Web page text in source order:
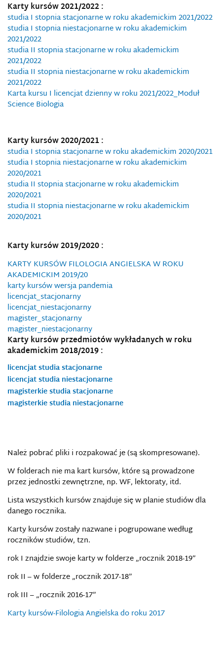
Karty kursów 2021/2022 :
studia I stopnia stacjonarne w roku akademickim 2021/2022
studia I stopnia niestacjonarne w roku akademickim
2021/2022
studia II stopnia stacjonarne w roku akademickim
2021/2022
studia II stopnia niestacjonarne w roku akademickim
2021/2022
Karta kursu I licencjat dzienny w roku 2021/2022_Moduł
Science Biologia
Karty kursów 2020/2021 :
studia I stopnia stacjonarne w roku akademickim 2020/2021
studia I stopnia niestacjonarne w roku akademickim
2020/2021
studia II stopnia stacjonarne w roku akademickim
2020/2021
studia II stopnia niestacjonarne w roku akademickim
2020/2021
Karty kursów 2019/2020 :
KARTY KURSÓW FILOLOGIA ANGIELSKA W ROKU
AKADEMICKIM 2019/20
karty kursów wersja pandemia
licencjat_stacjonarny
licencjat_niestacjonarny
magister_stacjonarny
magister_niestacjonarny
Karty kursów przedmiotów wykładanych w roku
akademickim 2018/2019 :
licencjat studia stacjonarne
licencjat studia niestacjonarne
magisterkie studia stacjonarne
magisterkie studia niestacjonarne
Należ pobrać pliki i rozpakować je (są skompresowane).
W folderach nie ma kart kursów, które są prowadzone
przez jednostki zewnętrzne, np. WF, lektoraty, itd.
Lista wszystkich kursów znajduje się w planie studiów dla
danego rocznika.
Karty kursów zostały nazwane i pogrupowane według
roczników studiów, tzn.
rok I znajdzie swoje karty w folderze „rocznik 2018-19”
rok II – w folderze „rocznik 2017-18”
rok III – „rocznik 2016-17”
Karty kursów-Filologia Angielska do roku 2017